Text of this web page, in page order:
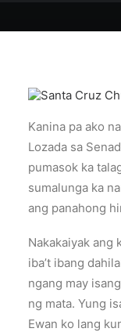
Kanina pa ako
Lozada sa
pumasok ka
sumalunga ka
ang panahong
Nakakaiyak ang
iba’t ibang
ngang may
ng mata. Yung
Ewan ko lang